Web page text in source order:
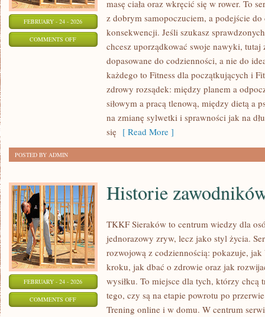
FEBRUARY - 24 - 2026
COMMENTS OFFON
masę ciała oraz wkręcić się w rower. To
z dobrym samopoczuciem, a podejście
konsekwencji. Jeśli szukasz
chcesz uporządkować swoje nawyki, tutaj
dopasowane do codzienności, a nie do
każdego to Fitness dla początkujących i
zdrowy rozsądek: między planem a
siłowym a pracą tlenową, między dietą a
na zmianę sylwetki i sprawności jak na
się [ Read More ]
POSTED BY ADMIN
FEBRUARY - 24 - 2026
COMMENTS OFFON
Historie
TKKF Sieraków to centrum wiedzy dla
jednorazowy zryw, lecz jako styl życia.
rozwojową z codziennością: pokazuje,
kroku, jak dbać o zdrowie oraz jak
wysiłku. To miejsce dla tych, którzy chcą
tego, czy są na etapie powrotu po
Trening online i w domu. W centrum